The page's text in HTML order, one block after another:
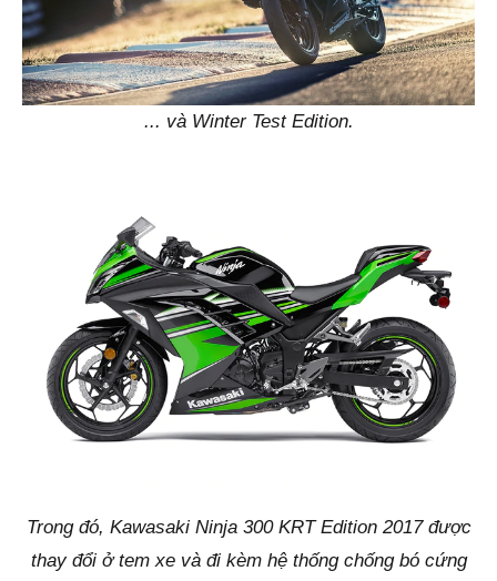
... và Winter Test Edition.
Trong đó, Kawasaki Ninja 300 KRT Edition 2017 được
thay đổi ở tem xe và đi kèm hệ thống chống bó cứng